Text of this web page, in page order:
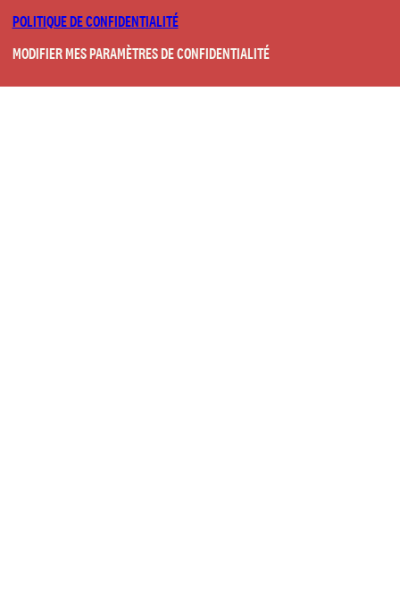
POLITIQUE DE CONFIDENTIALITÉ
MODIFIER MES PARAMÈTRES DE CONFIDENTIALITÉ